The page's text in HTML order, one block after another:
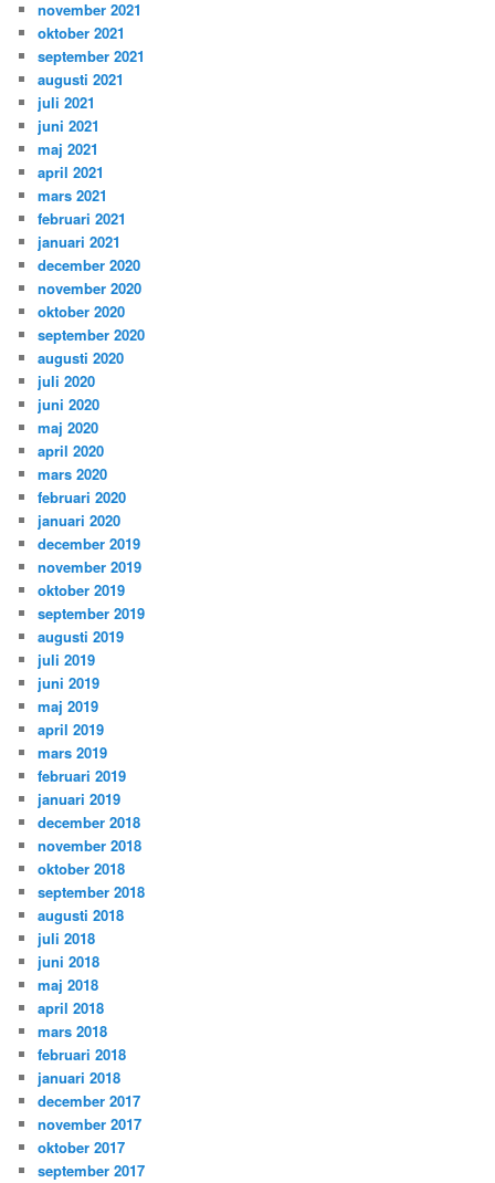
november 2021
oktober 2021
september 2021
augusti 2021
juli 2021
juni 2021
maj 2021
april 2021
mars 2021
februari 2021
januari 2021
december 2020
november 2020
oktober 2020
september 2020
augusti 2020
juli 2020
juni 2020
maj 2020
april 2020
mars 2020
februari 2020
januari 2020
december 2019
november 2019
oktober 2019
september 2019
augusti 2019
juli 2019
juni 2019
maj 2019
april 2019
mars 2019
februari 2019
januari 2019
december 2018
november 2018
oktober 2018
september 2018
augusti 2018
juli 2018
juni 2018
maj 2018
april 2018
mars 2018
februari 2018
januari 2018
december 2017
november 2017
oktober 2017
september 2017